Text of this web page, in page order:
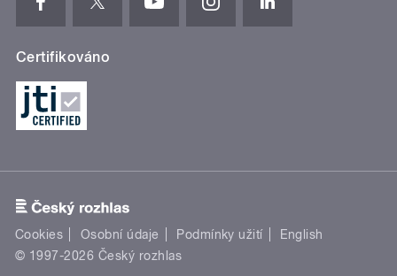
Certifikováno
Cookies Osobní údaje Podmínky užití
English
© 1997-2026 Český rozhlas